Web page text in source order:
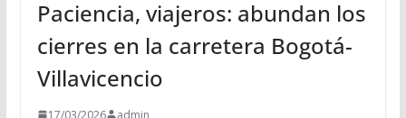
Paciencia, viajeros: abundan los
cierres en la carretera Bogotá-
Villavicencio
17/03/2026 admin